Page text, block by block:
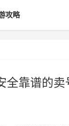
攻略
全靠谱的